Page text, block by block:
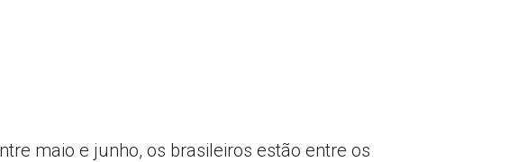
maio e junho, os brasileiros estão entre os